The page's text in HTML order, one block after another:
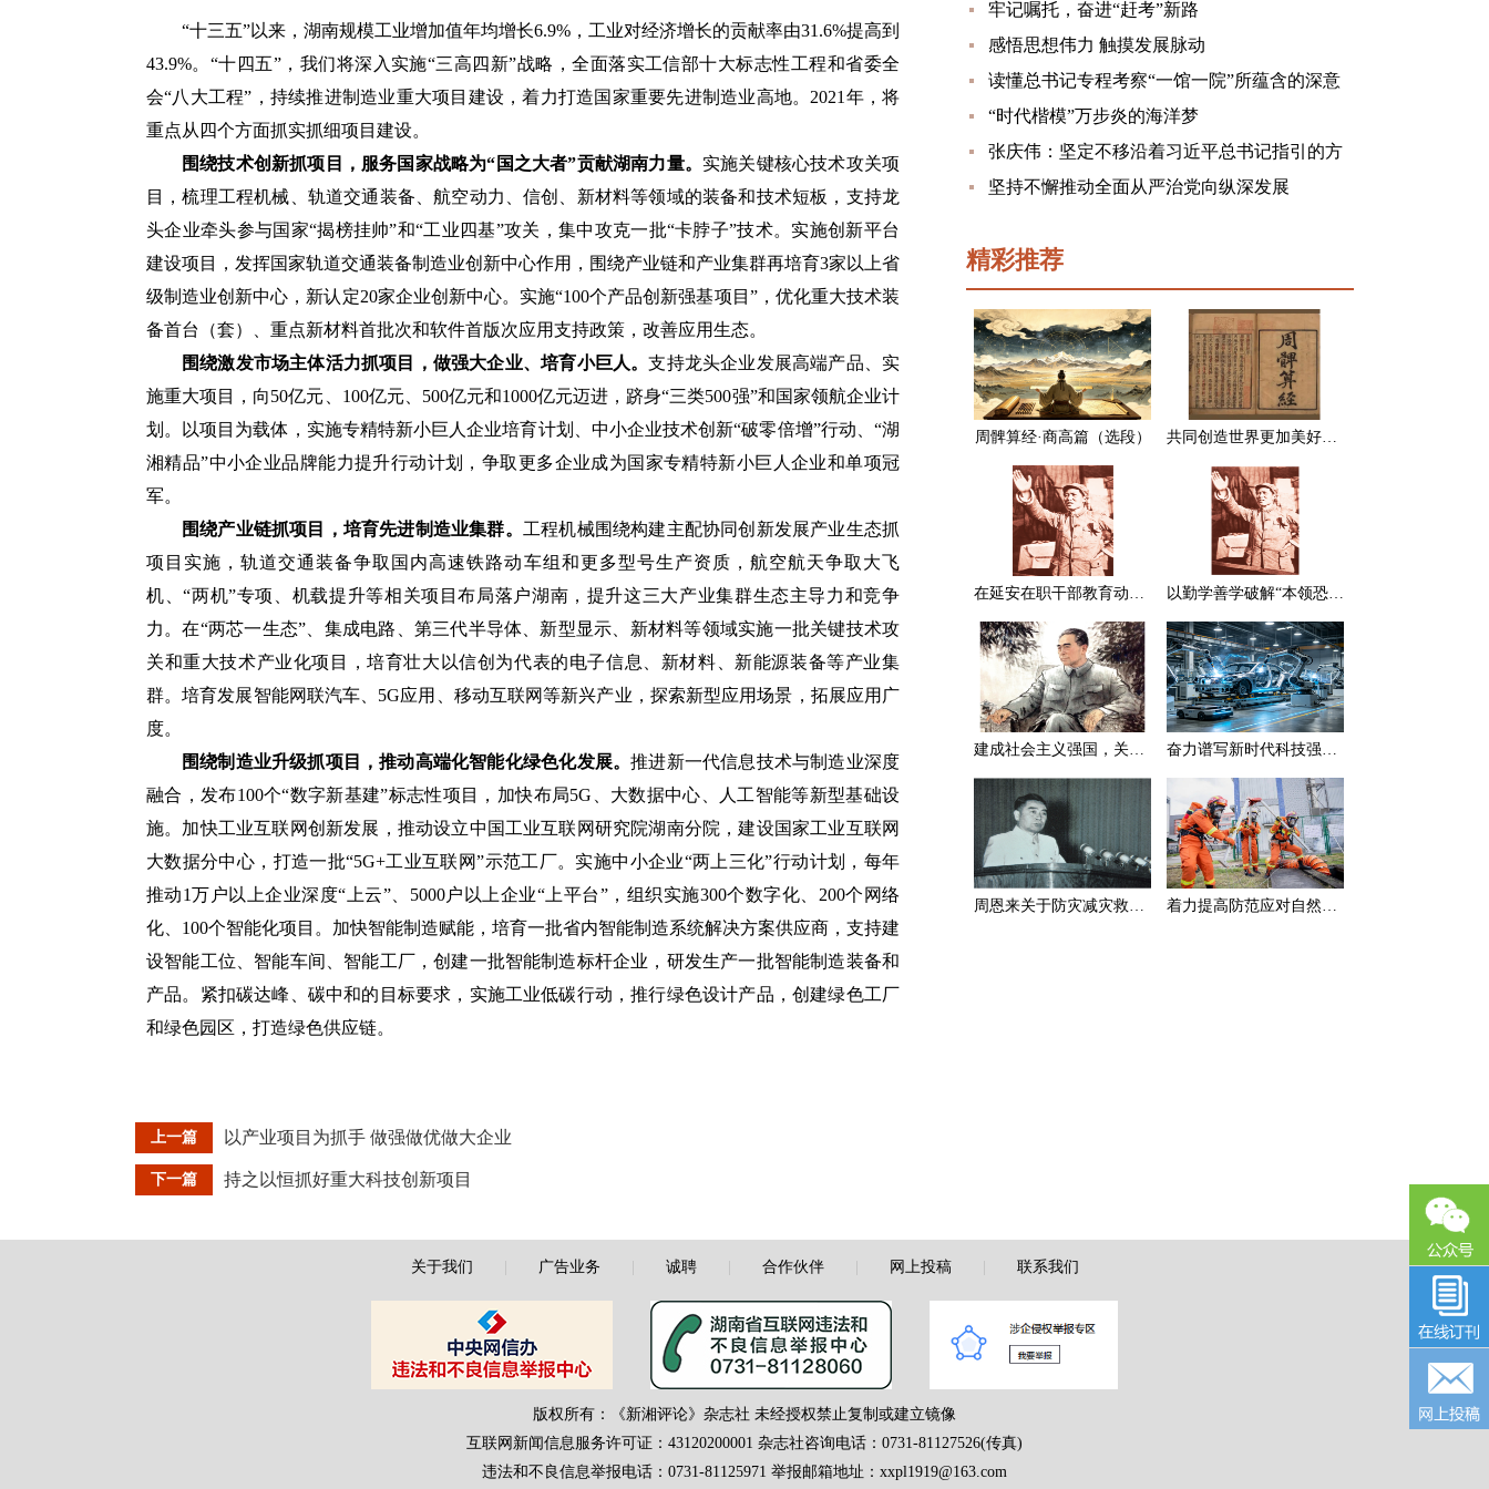
“十三五”以来，湖南规模工业增加值年均增长6.9%，工业对经济增长的贡献率由31.6%提高到
43.9%。“十四五”，我们将深入实施“三高四新”战略，全面落实工信部十大标志性工程和省委全
会“八大工程”，持续推进制造业重大项目建设，着力打造国家重要先进制造业高地。2021年，将
重点从四个方面抓实抓细项目建设。
围绕技术创新抓项目，服务国家战略为“国之大者”贡献湖南力量。 实施关键核心技术攻关项
目，梳理工程机械、轨道交通装备、航空动力、信创、新材料等领域的装备和技术短板，支持龙
头企业牵头参与国家“揭榜挂帅”和“工业四基”攻关，集中攻克一批“卡脖子”技术。实施创新平台
建设项目，发挥国家轨道交通装备制造业创新中心作用，围绕产业链和产业集群再培育3家以上省
级制造业创新中心，新认定20家企业创新中心。实施“100个产品创新强基项目”，优化重大技术装
备首台（套）、重点新材料首批次和软件首版次应用支持政策，改善应用生态。
围绕激发市场主体活力抓项目，做强大企业、培育小巨人。支持龙头企业发展高端产品、实
施重大项目，向50亿元、100亿元、500亿元和1000亿元迈进，跻身“三类500强”和国家领航企业计
划。以项目为载体，实施专精特新小巨人企业培育计划、中小企业技术创新“破零倍增”行动、“湖
湘精品”中小企业品牌能力提升行动计划，争取更多企业成为国家专精特新小巨人企业和单项冠
军。
围绕产业链抓项目，培育先进制造业集群。 工程机械围绕构建主配协同创新发展产业生态抓
项目实施，轨道交通装备争取国内高速铁路动车组和更多型号生产资质，航空航天争取大飞
机、“两机”专项、机载提升等相关项目布局落户湖南，提升这三大产业集群生态主导力和竞争
力。在“两芯一生态”、集成电路、第三代半导体、新型显示、新材料等领域实施一批关键技术攻
关和重大技术产业化项目，培育壮大以信创为代表的电子信息、新材料、新能源装备等产业集
群。培育发展智能网联汽车、5G应用、移动互联网等新兴产业，探索新型应用场景，拓展应用广
度。
围绕制造业升级抓项目，推动高端化智能化绿色化发展。推进新一代信息技术与制造业深度
融合，发布100个“数字新基建”标志性项目，加快布局5G、大数据中心、人工智能等新型基础设
施。加快工业互联网创新发展，推动设立中国工业互联网研究院湖南分院，建设国家工业互联网
大数据分中心，打造一批“5G+工业互联网”示范工厂。实施中小企业“两上三化”行动计划，每年
推动1万户以上企业深度“上云”、5000户以上企业“上平台”，组织实施300个数字化、200个网络
化、100个智能化项目。加快智能制造赋能，培育一批省内智能制造系统解决方案供应商，支持建
设智能工位、智能车间、智能工厂，创建一批智能制造标杆企业，研发生产一批智能制造装备和
产品。紧扣碳达峰、碳中和的目标要求，实施工业低碳行动，推行绿色设计产品，创建绿色工厂
和绿色园区，打造绿色供应链。
上一篇 以产业项目为抓手 做强做优做大企业
下一篇 持之以恒抓好重大科技创新项目
牢记嘱托，奋进“赶考”新路
感悟思想伟力 触摸发展脉动
读懂总书记专程考察“一馆一院”所蕴含的深意
“时代楷模”万步炎的海洋梦
张庆伟：坚定不移沿着习近平总书记指引的方
向前进 凝心聚力奋进新征程建功新时代谱写新
坚持不懈推动全面从严治党向纵深发展
精彩推荐
周髀算经·商高篇（选段） 共同创造世界更加美好的未来
在延安在职干部教育动员大会上的讲话（节选） 以勤学善学破解“本领恐慌”
建成社会主义强国，关键在于实现科学技术现代化 奋力谱写新时代科技强国新篇章
周恩来关于防灾减灾救灾的一组论述 着力提高防范应对自然灾害能力
关于我们 广告业务 诚聘| 合作伙伴| 网上投稿| 联系我们
版权所有：《新湘评论》杂志社 未经授权禁止复制或建立镜像
互联网新闻信息服务许可证：43120200001 杂志社咨询电话：0731-81127526(传真)
违法和不良信息举报电话：0731-81125971 举报邮箱地址：xxpl1919@163.com